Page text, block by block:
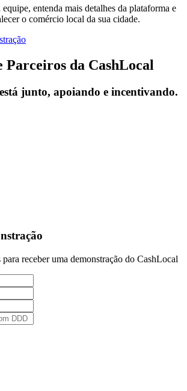
entenda mais detalhes da plataforma e
o comércio local da sua cidade.
Parceiros da CashLocal
junto, apoiando e incentivando.
para receber uma demonstração do CashLocal